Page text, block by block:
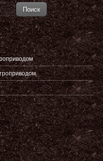
Поиск